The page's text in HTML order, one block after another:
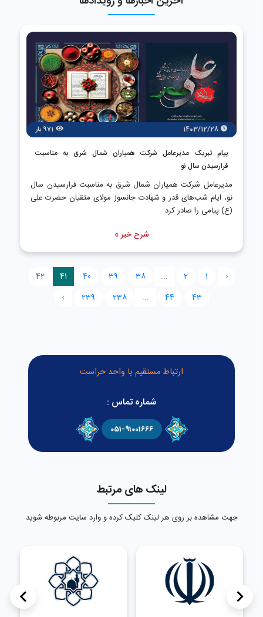
1403/12/28 971 بار
پیام تبریک مدیرعامل شرکت همیاران شمال شرق به مناسبت
فرارسیدن سال نو
مدیرعامل شركت همیاران شمال شرق به مناسبت فرارسیدن سال
نو، ایام شب‌های قدر و شهادت جانسوز مولای متقیان حضرت علی
(ع) پیامی را صادر کرد
شرح خبر »
‹
1
2
...
38
39
40
41
42
43
44
...
238
239
›
ارتباط مستقیم با واحد حراست
شماره تماس :
051-91001666
لینک های مرتبط
جهت مشاهده بر روی هر لینک کلیک کرده و وارد سایت مربوطه شوید
<
>